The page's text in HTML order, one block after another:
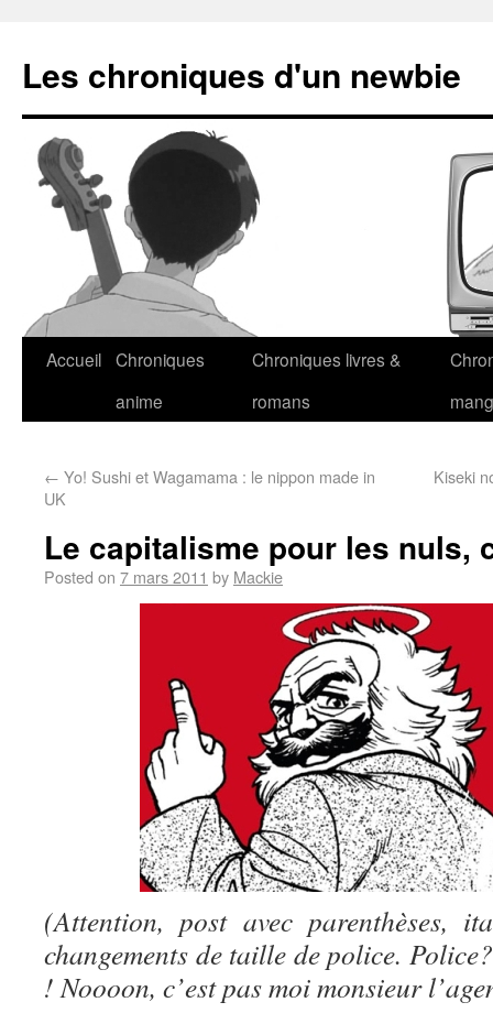
Les chroniques d'un newbie
Accueil Chroniques
anime
Chroniques livres &
romans
← Yo! Sushi et Wagamama : le nippon made in
UK
Kiseki
Le capitalisme pour les nuls,
Posted on 7 mars 2011 by Mackie
(Attention, post avec parenthèses,
changements de taille de police.
! Noooon, c’est pas moi monsieur